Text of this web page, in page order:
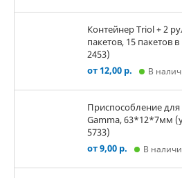
Контейнер Triol + 2
пакетов, 15 пакетов
2453)
от 12,00 р.
В
Приспособление
Gamma, 63*12*7мм
5733)
от 9,00 р.
В